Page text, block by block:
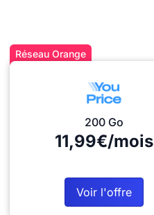
Réseau Orange
200 Go
11,99€/mois
Voir l'offre